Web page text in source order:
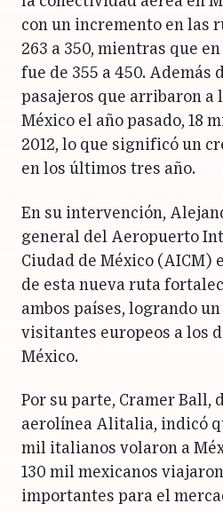
con un incremento en las
263 a 350, mientras que
fue de 355 a 450. Además
pasajeros que arribaron a
México el año pasado, 18
2012, lo que significó un
en los últimos tres año.
En su intervención,
general del Aeropuerto
Ciudad de México (AICM)
de esta nueva ruta
ambos países, logrando
visitantes europeos a los
México.
Por su parte, Cramer Ball,
aerolínea Alitalia, indicó
mil italianos volaron a
130 mil mexicanos
importantes para el